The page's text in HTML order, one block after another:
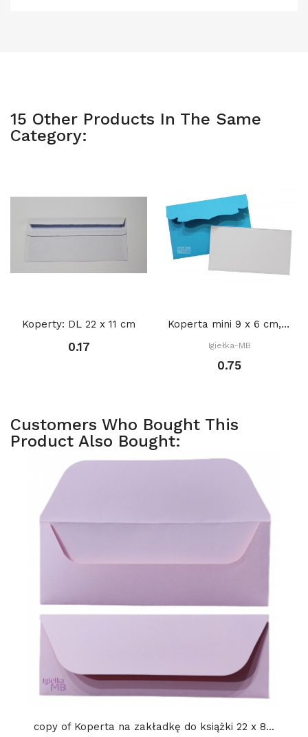
15 Other Products In The Same
Category:
Koperty: DL 22 x 11 cm
0.17
Koperta mini 9 x 6 cm, (gratis: bilecik) -...
Igiełka-MB
0.75
Customers Who Bought This
Product Also Bought:
copy of Koperta na zakładkę do książki 22 x 8...